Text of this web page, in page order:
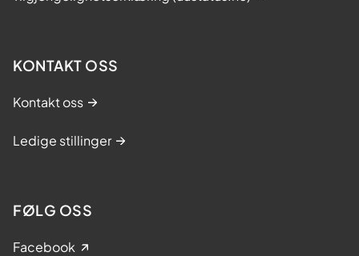
KONTAKT OSS
Kontakt oss
Ledige stillinger
FØLG OSS
Facebook